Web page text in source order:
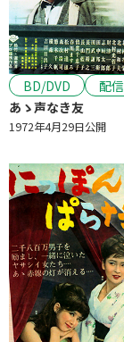
BD/DVD
配信
あゝ声なき友
1972年4月29日公開